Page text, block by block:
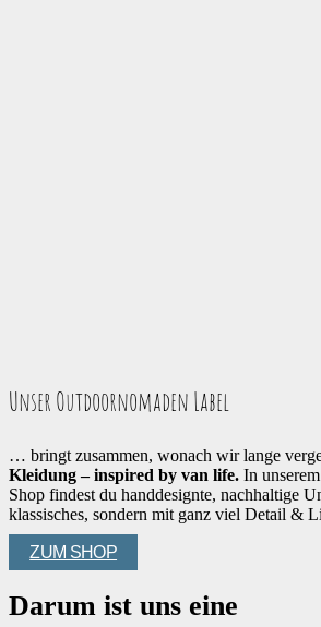
Unser Outdoornomaden Label
… bringt zusammen, wonach wir lange
Kleidung – inspired by van life. In
Shop findest du handdesignte, nachhaltige
klassisches, sondern mit ganz viel Detail &
ZUM SHOP
Darum ist uns eine